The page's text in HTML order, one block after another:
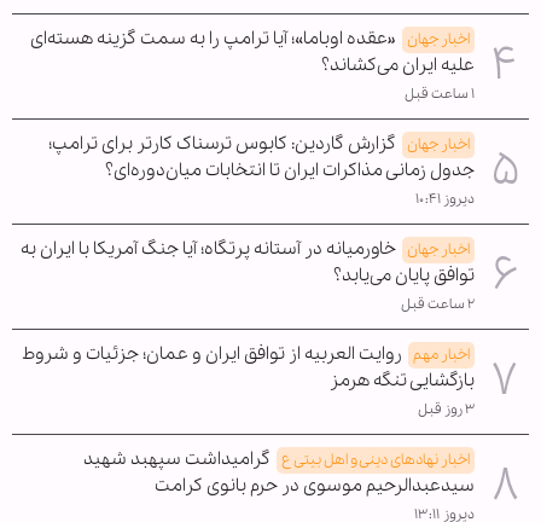
اخبار جهان «عقده اوباما»؛ آیا ترامپ را به سمت گزینه هسته‌ای
علیه ایران می‌کشاند؟
۱ ساعت قبل
اخبار جهان گزارش گاردین: کابوس ترسناک کارتر برای ترامپ؛
جدول زمانی مذاکرات ایران تا انتخابات میان‌دوره‌ای؟
دیروز ۱۰:۴۱
اخبار جهان خاورمیانه در آستانه پرتگاه؛ آیا جنگ آمریکا با ایران به
توافق پایان می‌یابد؟
۲ ساعت قبل
اخبار مهم روایت العربیه از توافق ایران و عمان؛ جزئیات و شروط
بازگشایی تنگه هرمز
۳ روز قبل
اخبار نهادهای دینی و اهل بیتی ع گرامیداشت سپهبد شهید
سیدعبدالرحیم موسوی در حرم بانوی کرامت
دیروز ۱۳:۱۱